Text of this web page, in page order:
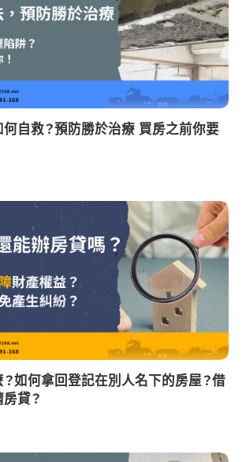
自救？預防勝於治療 買房之前你要
如何拿回登記在別人名下的房屋？借
貸？